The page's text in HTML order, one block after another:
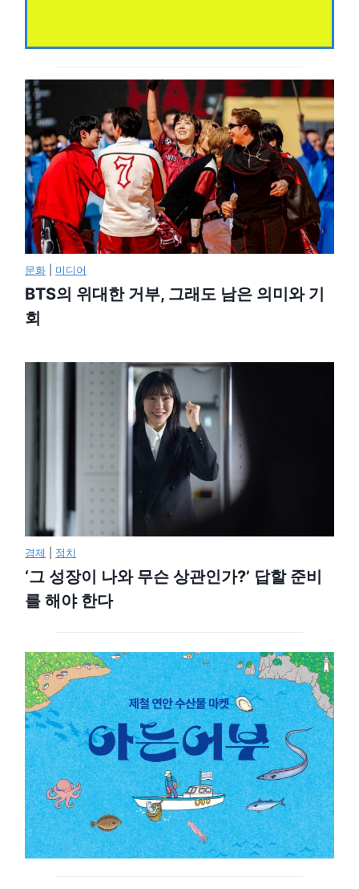
문화 미디어
BTS의 위대한 거부, 그래도 남은 의미와 기
회
경제 정치
‘그 성장이 나와 무슨 상관인가?’ 답할 준비
를 해야 한다